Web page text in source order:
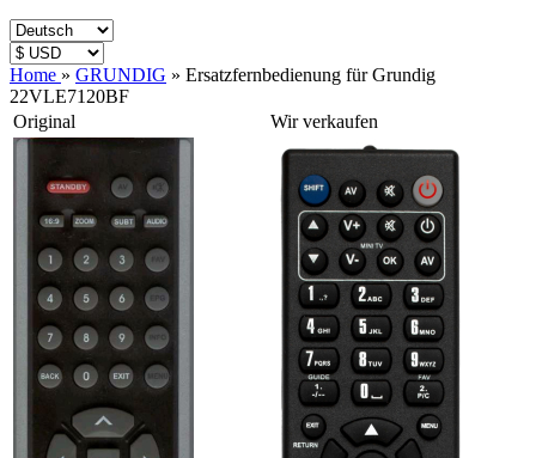
Home » GRUNDIG » Ersatzfernbedienung für Grundig
22VLE7120BF
Original
Wir verkaufen